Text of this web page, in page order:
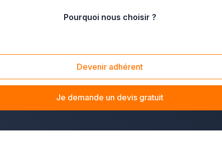
Pourquoi nous choisir ?
Devenir adhérent
Je demande un devis gratuit
Ardenne ?La solution Plus que pro vous
un SUV ou un utilitaire, les professionnels du réseau